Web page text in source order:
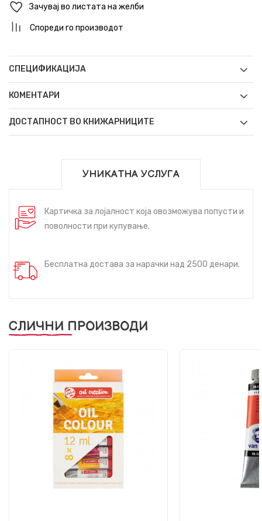
Зачувај во листата на желби
Спореди го производот
СПЕЦИФИКАЦИЈА
КОМЕНТАРИ
ДОСТАПНОСТ ВО КНИЖАРНИЦИТЕ
УНИКАТНА УСЛУГА
Картичка за лојалност која овозможува попусти и
поволности при купување.
Бесплатна достава за нарачки над 2500 денари.
СЛИЧНИ ПРОИЗВОДИ